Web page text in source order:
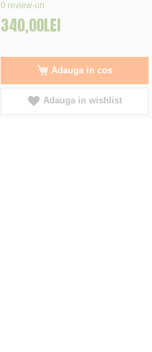
0 review-uri
340,00LEI
Adauga in cos
Adauga in wishlist